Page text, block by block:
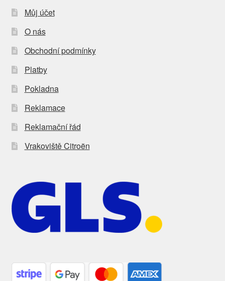
Můj účet
O nás
Obchodní podmínky
Platby
Pokladna
Reklamace
Reklamační řád
Vrakoviště Citroën